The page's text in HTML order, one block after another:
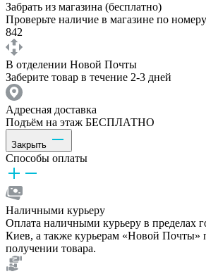
Забрать из магазина (бесплатно)
Проверьте наличие в магазине по
842
В отделении Новой Почты
Заберите товар в течение 2-3 дней
Адресная доставка
Подъём на этаж БЕСПЛАТНО
Закрыть
Способы оплаты
Наличными курьеру
Оплата наличными курьеру в пределах
Киев, а также курьерам «Новой Почты»
получении товара.